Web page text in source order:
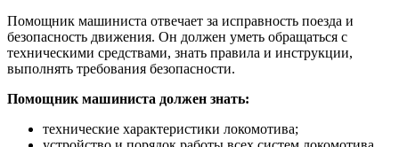
Помощник машиниста отвечает за исправность поезда и
безопасность движения. Он должен уметь обращаться с
техническими средствами, знать правила и инструкции,
выполнять требования безопасности.
Помощник машиниста должен знать:
технические характеристики локомотива;